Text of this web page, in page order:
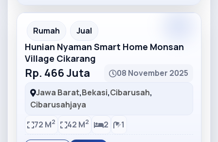
Partner Ad
Rumah Jual
Hunian Nyaman Smart Home Monsan
Village Cikarang
Rp. 466 Juta
08 November 2025
Jawa Barat,Bekasi,Cibarusah,
Cibarusahjaya
72 M2 42 M2 2 1